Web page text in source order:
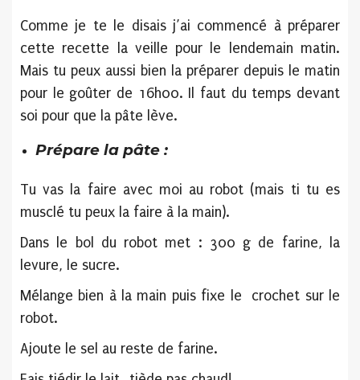
Comme je te le disais j’ai commencé à préparer
cette recette la veille pour le lendemain matin.
Mais tu peux aussi bien la préparer depuis le matin
pour le goûter de 16h00. Il faut du temps devant
soi pour que la pâte lève.
Prépare la pâte :
Tu vas la faire avec moi au robot (mais ti tu es
musclé tu peux la faire à la main).
Dans le bol du robot met : 300 g de farine, la
levure, le sucre.
Mélange bien à la main puis fixe le crochet sur le
robot.
Ajoute le sel au reste de farine.